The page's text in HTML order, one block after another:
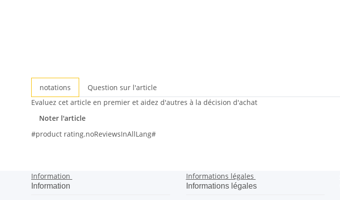
notations
Question sur l'article
Evaluez cet article en premier et aidez d'autres à la décision d'achat
Noter l'article
#product rating.noReviewsInAllLang#
Information
Information
Informations légales
Informations légales